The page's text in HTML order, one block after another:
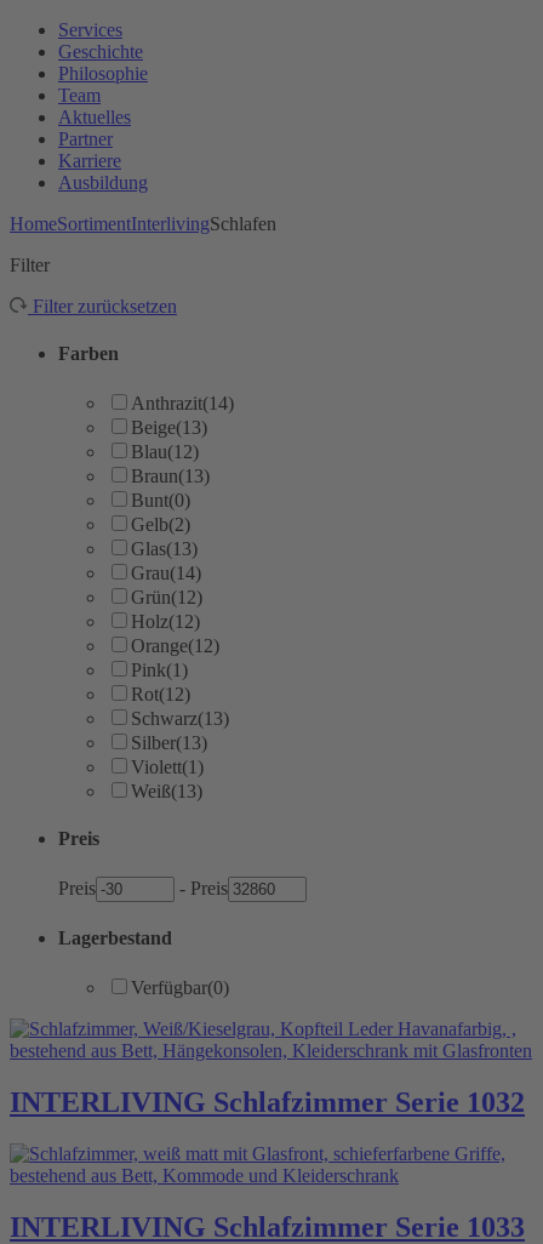
Services
Geschichte
Philosophie
Team
Aktuelles
Partner
Karriere
Ausbildung
HomeSortimentInterlivingSchlafen
Filter
Filter zurücksetzen
Farben
Anthrazit(14)
Beige(13)
Blau(12)
Braun(13)
Bunt(0)
Gelb(2)
Glas(13)
Grau(14)
Grün(12)
Holz(12)
Orange(12)
Pink(1)
Rot(12)
Schwarz(13)
Silber(13)
Violett(1)
Weiß(13)
Preis
Preis - Preis
Lagerbestand
Verfügbar(0)
INTERLIVING Schlafzimmer Serie 1032
INTERLIVING Schlafzimmer Serie 1033